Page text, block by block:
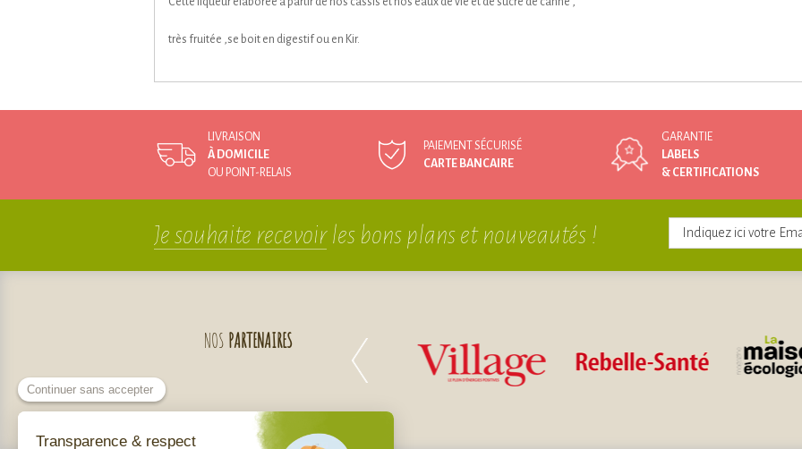
très fruitée ,se boit en digestif ou en Kir.
LIVRAISON
À DOMICILE
OU POINT-RELAIS
PAIEMENT SÉCURISÉ
CARTE BANCAIRE
GARANTIE
LABELS
& CERTIFICATIONS
Je souhaite recevoirles bons plans et nouveautés !
NOS PARTENAIRES